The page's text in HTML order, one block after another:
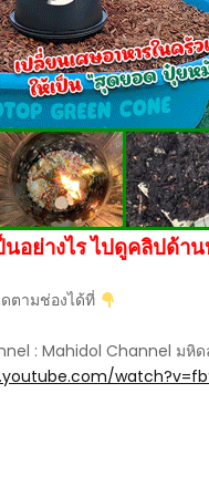
นอย่างไร ไปดูคลิปด้า
ตามช่องได้ที่
: Mahidol Channel มหิ